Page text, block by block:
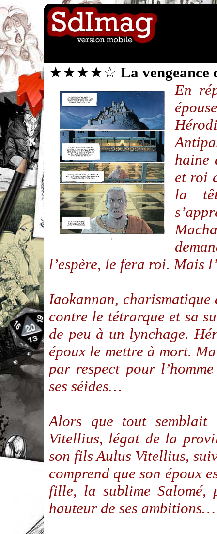
★★★★☆ La vengeance
En
haine
et roi
la
l’espère, le fera roi. Mais
Iaokannan,
contre le tétrarque et sa
de peu à un lynchage.
époux le mettre à mort.
par respect pour
ses séides…
Alors que tout
Vitellius, légat de la
son fils Aulus Vitellius,
comprend que son époux
fille, la sublime
hauteur de ses ambitions…